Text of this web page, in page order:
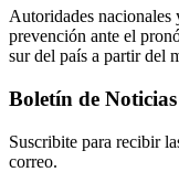
Autoridades nacionales
prevención ante el
sur del país a partir del
Boletín de Noticias
Suscribite para recibir
correo.